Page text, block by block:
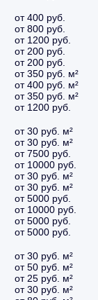
от 400 руб.
от 800 руб.
от 1200 руб.
от 200 руб.
от 200 руб.
от 350 руб. м²
от 400 руб. м²
от 350 руб. м²
от 1200 руб.
от 30 руб. м²
от 30 руб. м²
от 7500 руб.
от 10000 руб.
от 30 руб. м²
от 30 руб. м²
от 5000 руб.
от 10000 руб.
от 5000 руб.
от 5000 руб.
от 30 руб. м²
от 50 руб. м²
от 25 руб. м²
от 30 руб. м²